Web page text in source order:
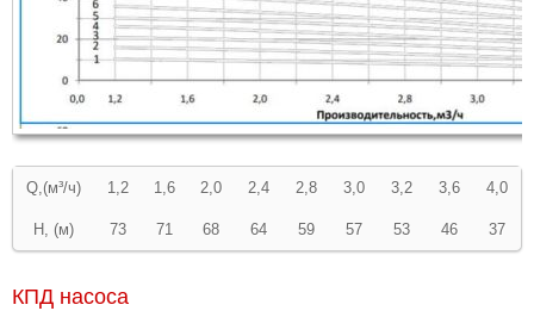
Q,(м³/ч) 1,2 1,6 2,0 2,4 2,8 3,0 3,2 3,6 4,0
Н, (м) 73 71 68 64 59 57 53 46 37
КПД насоса